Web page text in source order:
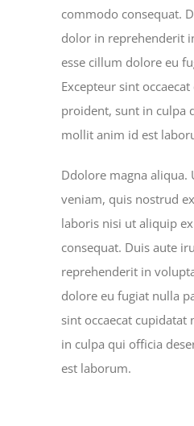
commodo consequat.
dolor in reprehenderit
esse cillum dolore eu
Excepteur sint
proident, sunt in culpa
mollit anim id est
Ddolore magna aliqua.
veniam, quis nostrud
laboris nisi ut aliquip
consequat. Duis aute
reprehenderit in
dolore eu fugiat nulla
sint occaecat
in culpa qui officia
est laborum.